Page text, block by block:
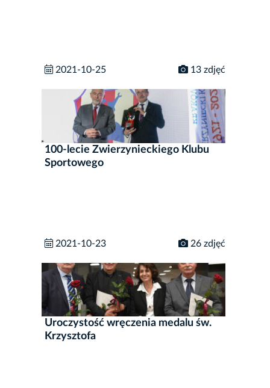
2021-10-25 13 zdjęć
100-lecie Zwierzynieckiego Klubu
Sportowego
2021-10-23 26 zdjęć
Uroczystość wręczenia medalu św.
Krzysztofa